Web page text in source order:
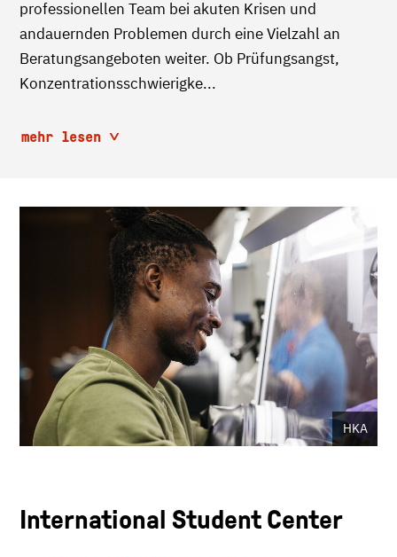
professionellen Team bei akuten Krisen und
andauernden Problemen durch eine Vielzahl an
Beratungsangeboten weiter. Ob Prüfungsangst,
Konzentrationsschwierigke...
mehr lesen
HKA
International Student Center